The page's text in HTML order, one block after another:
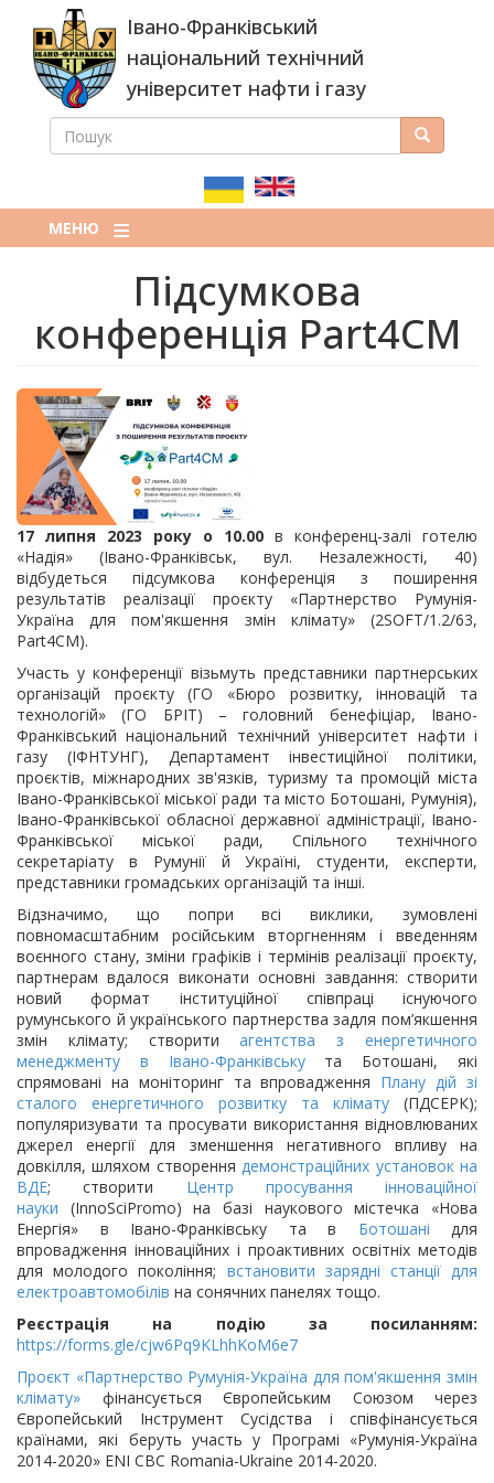
основного
вмісту
Івано-Франківський
національний технічний
університет нафти і газу
ПОШУКОВА
ПОШУК Пошук
МЕНЮ
Підсумкова
конференція Part4CM
17 липня 2023 року о 10.00 в конференц-залі готелю
«Надія» (Івано-Франківськ, вул. Незалежності, 40)
відбудеться підсумкова конференція з поширення
результатів реалізації проєкту «Партнерство Румунія-
Україна для пом'якшення змін клімату» (2SOFT/1.2/63,
Part4CM).
Участь у конференції візьмуть представники партнерських
організацій проєкту (ГО «Бюро розвитку, інновацій та
технологій» (ГО БРІТ) – головний бенефіціар, Івано-
Франківський національний технічний університет нафти і
газу (ІФНТУНГ), Департамент інвестиційної політики,
проєктів, міжнародних зв'язків, туризму та промоцій міста
Івано-Франківської міської ради та місто Ботошані, Румунія),
Івано-Франківської обласної державної адміністрації, Івано-
Франківської міської ради, Спільного технічного
секретаріату в Румунії й Україні, студенти, експерти,
представники громадських організацій та інші.
Відзначимо, що попри всі виклики, зумовлені
повномасштабним російським вторгненням і введенням
воєнного стану, зміни графіків і термінів реалізації проєкту,
партнерам вдалося виконати основні завдання: створити
новий формат інституційної співпраці існуючого
румунського й українського партнерства задля пом’якшення
змін клімату; створитиагентства з енергетичного
менеджменту в Івано-Франківськута Ботошані, які
спрямовані на моніторинг та впровадження Плану дій зі
сталого енергетичного розвитку та клімату (ПДСЕРК);
популяризувати та просувати використання відновлюваних
джерел енергії для зменшення негативного впливу на
довкілля, шляхом створеннядемонстраційних установок на
ВДЕ; створити Центр просування інноваційної
науки (InnoSciPromo) на базі наукового містечка «Нова
Енергія» в Івано-Франківську та в Ботошані для
впровадження інноваційних і проактивних освітніх методів
для молодого покоління; встановити зарядні станції для
електроавтомобілів на сонячних панелях тощо.
Реєстрація на подію за посиланням:
https://forms.gle/cjw6Pq9KLhhKoM6e7
Проєкт «Партнерство Румунія-Україна для пом'якшення змін
клімату» фінансується Європейським Союзом через
Європейський Інструмент Сусідства і співфінансується
країнами, які беруть участь у Програмі «Румунія-Україна
2014-2020» ENI CBC Romania-Ukraine 2014-2020.